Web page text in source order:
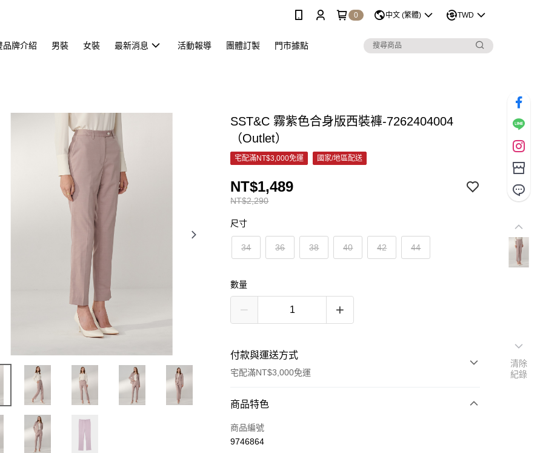
0 中文 (繁體) TWD
品牌介紹 男裝 女裝 最新消息 活動報導 團體訂製 門市據點
SST&C 霧紫色合身版西裝褲-7262404004
（Outlet）
宅配滿NT$3,000免運 國家/地區配送
NT$2,290
NT$1,489
尺寸
34 36 38 40 42 44
數量
付款與運送方式
宅配滿NT$3,000免運
付款方式
信用卡一次付款
商品特色
商品編號
9746864
清除
紀錄